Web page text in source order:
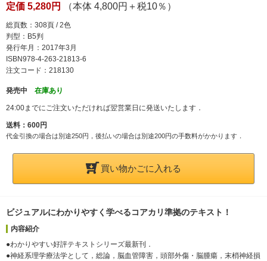
定価 5,280円 （本体 4,800円＋税10％）
総頁数：308頁 / 2色
判型：B5判
発行年月：2017年3月
ISBN978-4-263-21813-6
注文コード：218130
発売中 在庫あり
24:00までにご注文いただければ翌営業日に発送いたします．
送料：600円
代金引換の場合は別途250円，後払いの場合は別途200円の手数料がかかります．
買い物かごに入れる
ビジュアルにわかりやすく学べるコアカリ準拠のテキスト！
内容紹介
●わかりやすい好評テキストシリーズ最新刊．
●神経系理学療法学として，総論，脳血管障害，頭部外傷・脳腫瘍，末梢神経損